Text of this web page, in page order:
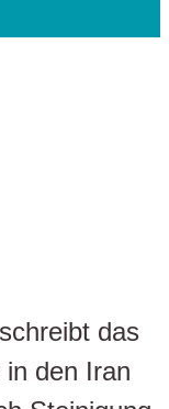
das
den Iran